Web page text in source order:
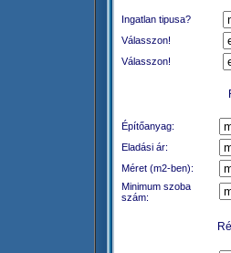
Ingatlan tipusa?
Válasszon!
Válasszon!
Építőanyag:
Eladási ár:
Méret (m2-ben):
Minimum szoba
szám: